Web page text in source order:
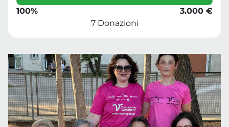
100%
3.000 €
7 Donazioni